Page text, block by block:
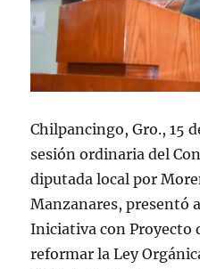
Chilpancingo, Gro., 15
sesión ordinaria del
diputada local por
Manzanares, presentó
Iniciativa con Proyecto
reformar la Ley